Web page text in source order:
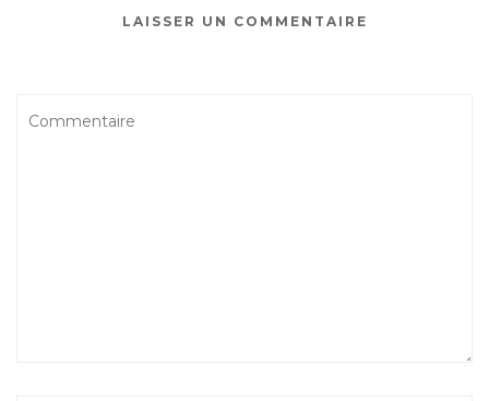
LAISSER UN COMMENTAIRE